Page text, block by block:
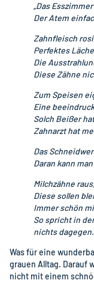
„Das
Der Atem
Zahnfleisch
Perfektes
Die
Diese Zähne
Zum Speisen
Eine
Solch Beißer
Zahnarzt hat
Das
Daran kann
Milchzähne
Diese sollen
Immer schön
So spricht in
nichts
Was für eine
grauen Alltag. Darauf
nicht mit einem